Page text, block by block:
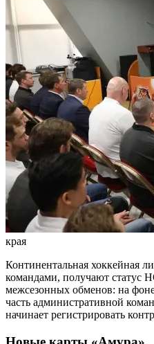
края
Континентальная хоккейная
командами, получают статус
межсезонных обменов: на
часть административной
начинает регистрировать